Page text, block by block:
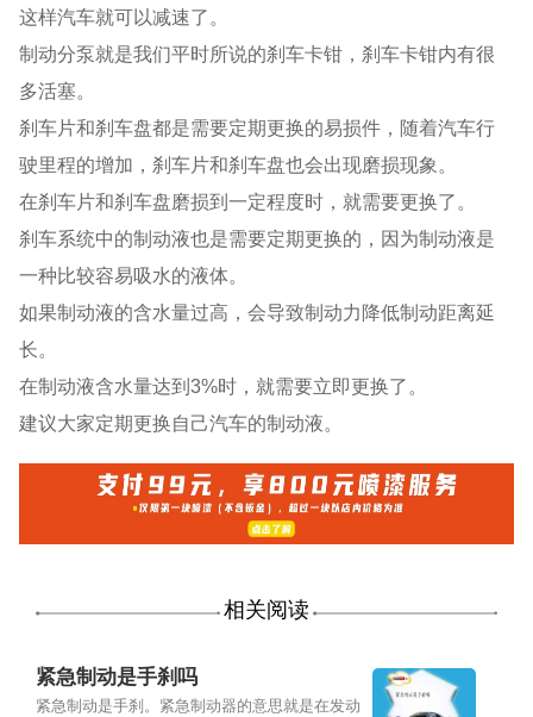
这样汽车就可以减速了。
制动分泵就是我们平时所说的刹车卡钳，刹车卡钳内有很
多活塞。
刹车片和刹车盘都是需要定期更换的易损件，随着汽车行
驶里程的增加，刹车片和刹车盘也会出现磨损现象。
在刹车片和刹车盘磨损到一定程度时，就需要更换了。
刹车系统中的制动液也是需要定期更换的，因为制动液是
一种比较容易吸水的液体。
如果制动液的含水量过高，会导致制动力降低制动距离延
长。
在制动液含水量达到3%时，就需要立即更换了。
建议大家定期更换自己汽车的制动液。
相关阅读
紧急制动是手刹吗
紧急制动是手刹。紧急制动器的意思就是在发动